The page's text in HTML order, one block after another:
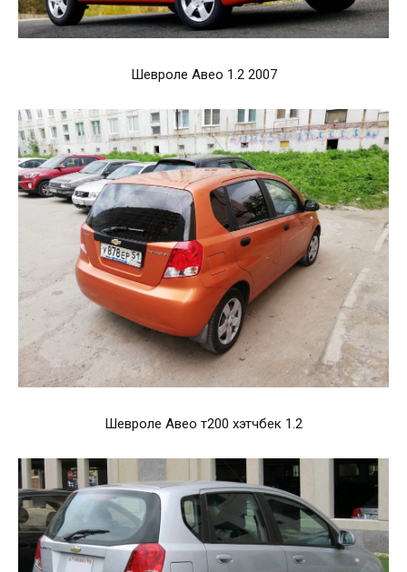
Шевроле Авео 1.2 2007
Шевроле Авео т200 хэтчбек 1.2